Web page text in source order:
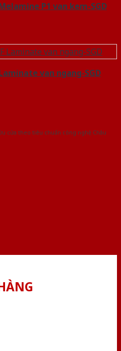
P1 van kem-SGD
van ngang-SGD
cửa theo tiêu chuẩn công nghệ Châu